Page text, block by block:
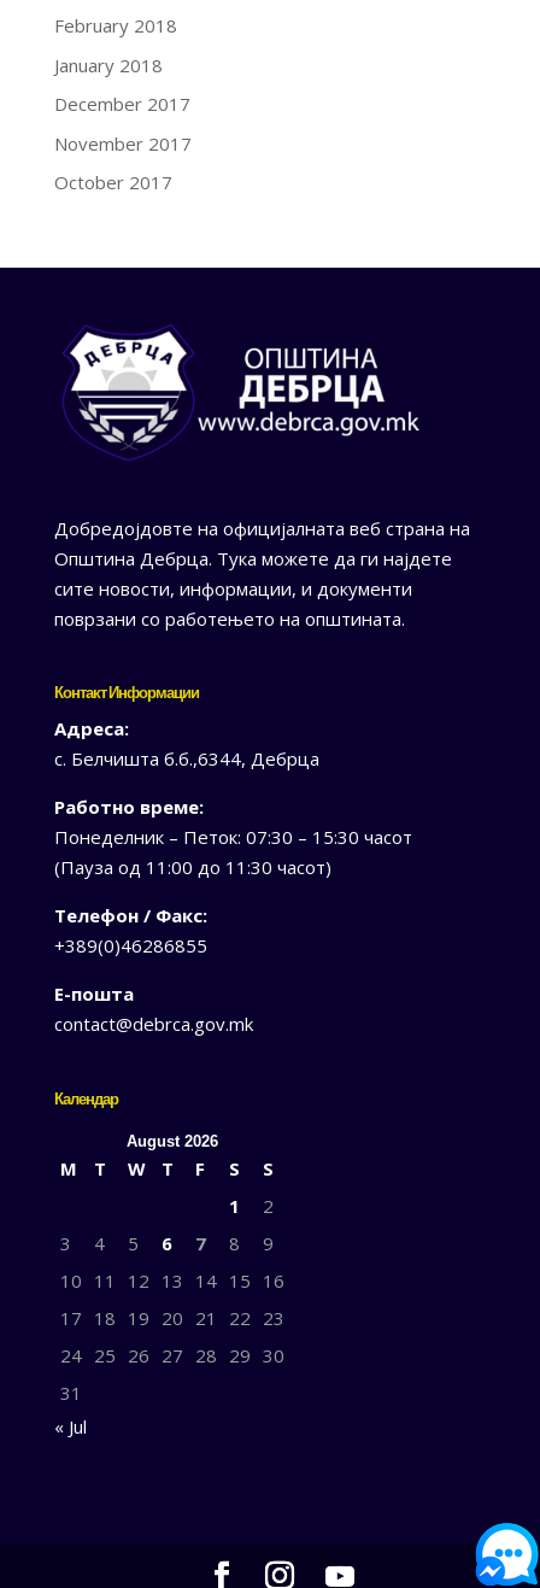
February 2018
January 2018
December 2017
November 2017
October 2017
Добредојдовте на официјалната веб страна на
Општина Дебрца. Тука можете да ги најдете
сите новости, информации, и документи
поврзани со работењето на општината.
Контакт Информации
Адреса:
с. Белчишта б.б.,6344, Дебрца
Работно време:
Понеделник – Петок: 07:30 – 15:30 часот
(Пауза од 11:00 до 11:30 часот)
Телефон / Факс:
+389(0)46286855
Е-пошта
contact@debrca.gov.mk
Календар
August 2026
M T W T F S
S
1
2
3
4 5 6 7 8
9
10 11 12 13 14 15 16
17 18 19 20 21 22 23
24 25 26 27 28 29 30
31
« Jul